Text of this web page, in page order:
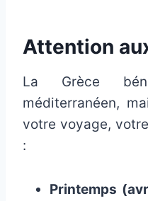
Attention
La Grèce
méditerranéen,
votre voyage,
:
Printemps